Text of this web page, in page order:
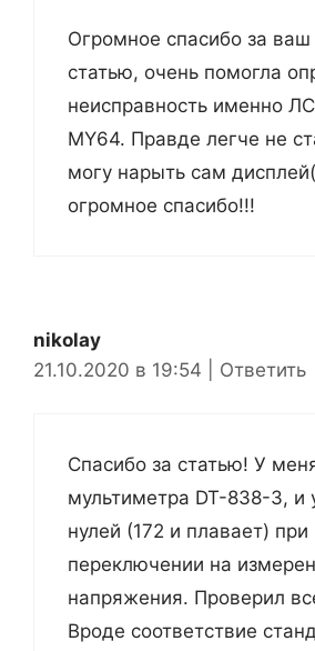
Огромное спасибо за
статью, очень помогла
неисправность именно
MY64. Правде легче не
могу нарыть сам
огромное спасибо!!!
nikolay
21.10.2020 в 19:54
Ответить
Спасибо за статью! У
мультиметра DT-838-3, и
нулей (172 и плавает) при
переключении на
напряжения. Проверил
Вроде соответствие